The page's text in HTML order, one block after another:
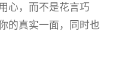
心，而不是花言巧
的真实一面，同时也